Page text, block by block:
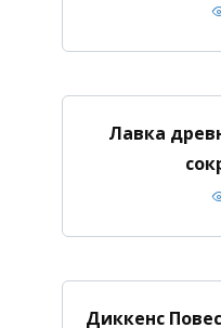
Лавка
Диккенс